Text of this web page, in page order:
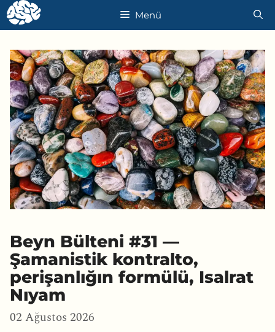
İçeriğe
atla
Menü
Beyn Bülteni #31 —
Şamanistik kontralto,
perişanlığın formülü, Isalrat
Nıyam
02 Ağustos 2026